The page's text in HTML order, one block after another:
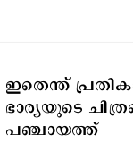
ഇതെന്ത്
ഭാര്യയുടെ
പഞ്ചായത്ത്